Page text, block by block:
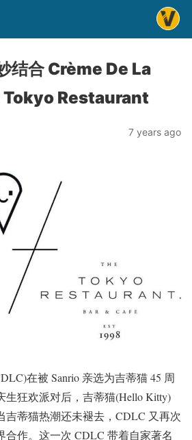
结合 Crème De La
Tokyo Restaurant
7 years ago
在被 Sanrio 亲选为吉蒂猫 45 周
生狂欢派对后，吉蒂猫(Hello Kitty)
吉蒂猫热潮还未褪去，CDLC 又再次
合作。这一次 CDLC 带着自家著名